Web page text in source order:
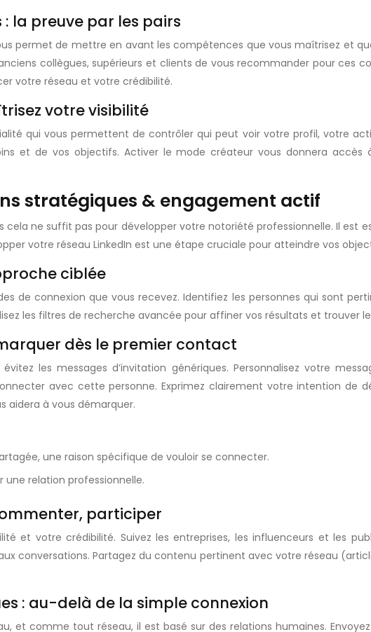
la preuve par les pairs
permet de mettre en avant les compétences que vous maîtrisez et
collègues, supérieurs et clients de vous recommander pour ces
votre réseau et votre crédibilité.
votre visibilité
qui vous permettent de contrôler qui peut voir votre profil, votre
et de vos objectifs. Activer le mode créateur vous donnera accès
stratégiques & engagement actif
cela ne suffit pas pour développer votre notoriété professionnelle. Il est
votre réseau LinkedIn est une étape cruciale pour atteindre vos
ciblée
de connexion que vous recevez. Identifiez les personnes qui sont
les filtres de recherche avancée pour affiner vos résultats et trouver
dès le premier contact
les messages d’invitation génériques. Personnalisez votre
avec cette personne. Exprimez clairement votre intention de
aidera à vous démarquer.
une raison spécifique de vouloir se connecter.
relation professionnelle.
participer
et votre crédibilité. Suivez les entreprises, les influenceurs et les
conversations. Partagez du contenu pertinent avec votre réseau
: au-delà de la simple connexion
et comme tout réseau, il est basé sur des relations humaines.